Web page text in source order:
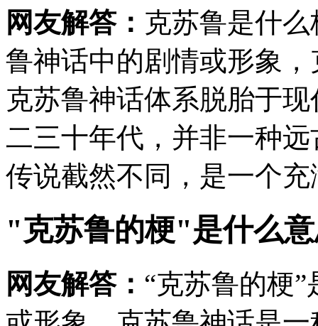
网友解答： 克苏鲁是什
鲁神话中的剧情或形象
克苏鲁神话体系脱胎于
二三十年代，并非一种
传说截然不同，是一个
"克苏鲁的梗"是什么
网友解答： “克苏鲁的梗